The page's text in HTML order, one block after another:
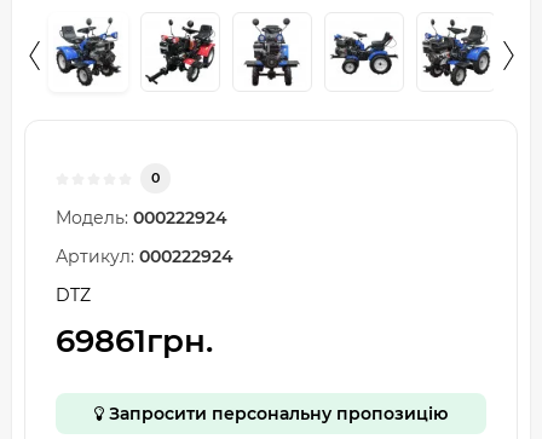
0
Модель: 000222924
Артикул: 000222924
DTZ
69861грн.
Запросити персональну пропозицію